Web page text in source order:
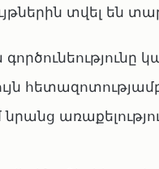
տվել են
հետազոտությամբ